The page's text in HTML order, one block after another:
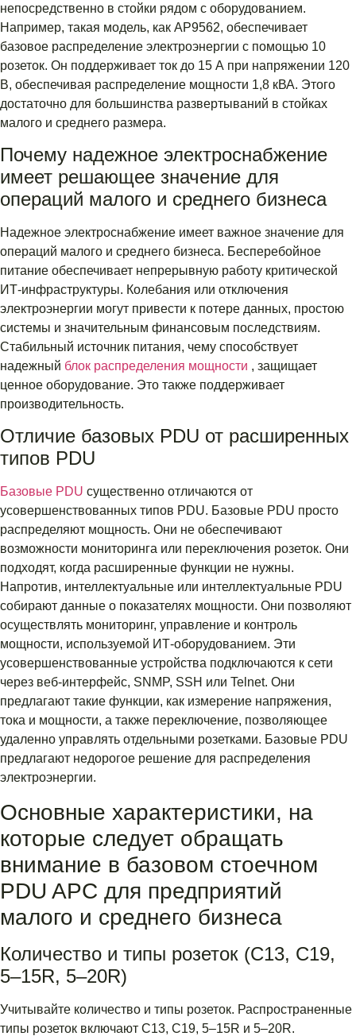
непосредственно в стойки рядом с оборудованием.
Например, такая модель, как AP9562, обеспечивает
базовое распределение электроэнергии с помощью 10
розеток. Он поддерживает ток до 15 А при напряжении 120
В, обеспечивая распределение мощности 1,8 кВА. Этого
достаточно для большинства развертываний в стойках
малого и среднего размера.
Почему надежное электроснабжение
имеет решающее значение для
операций малого и среднего бизнеса
Надежное электроснабжение имеет важное значение для
операций малого и среднего бизнеса. Бесперебойное
питание обеспечивает непрерывную работу критической
ИТ-инфраструктуры. Колебания или отключения
электроэнергии могут привести к потере данных, простою
системы и значительным финансовым последствиям.
Стабильный источник питания, чему способствует
надежный блок распределения мощности , защищает
ценное оборудование. Это также поддерживает
производительность.
Отличие базовых PDU от расширенных
типов PDU
Базовые PDU существенно отличаются от
усовершенствованных типов PDU. Базовые PDU просто
распределяют мощность. Они не обеспечивают
возможности мониторинга или переключения розеток. Они
подходят, когда расширенные функции не нужны.
Напротив, интеллектуальные или интеллектуальные PDU
собирают данные о показателях мощности. Они позволяют
осуществлять мониторинг, управление и контроль
мощности, используемой ИТ-оборудованием. Эти
усовершенствованные устройства подключаются к сети
через веб-интерфейс, SNMP, SSH или Telnet. Они
предлагают такие функции, как измерение напряжения,
тока и мощности, а также переключение, позволяющее
удаленно управлять отдельными розетками. Базовые PDU
предлагают недорогое решение для распределения
электроэнергии.
Основные характеристики, на
которые следует обращать
внимание в базовом стоечном
PDU APC для предприятий
малого и среднего бизнеса
Количество и типы розеток (C13, C19,
5–15R, 5–20R)
Учитывайте количество и типы розеток. Распространенные
типы розеток включают C13, C19, 5–15R и 5–20R.